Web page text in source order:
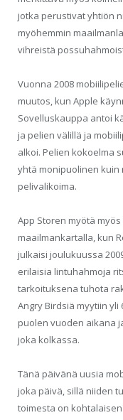
jotka perustivat yhtiön
myöhemmin
vihreistä
Vuonna 2008
muutos, kun Apple
Sovelluskauppa antoi
ja pelien välillä ja
alkoi. Pelien kokoelma
yhtä monipuolinen
pelivalikoima.
App Storen myötä
maailmankartalla, kun
julkaisi joulukuussa
erilaisia lintuhahmoja
tarkoituksena tuhota
Angry Birdsiä myytiin
puolen vuoden aikana
joka kolkassa.
Tänä päivänä uusia
joka päivä, sillä niiden
toimesta on